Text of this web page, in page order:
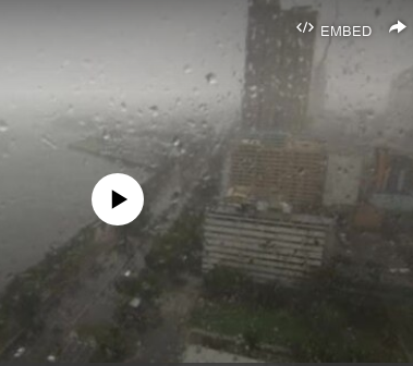
EMBED
No media source currently available